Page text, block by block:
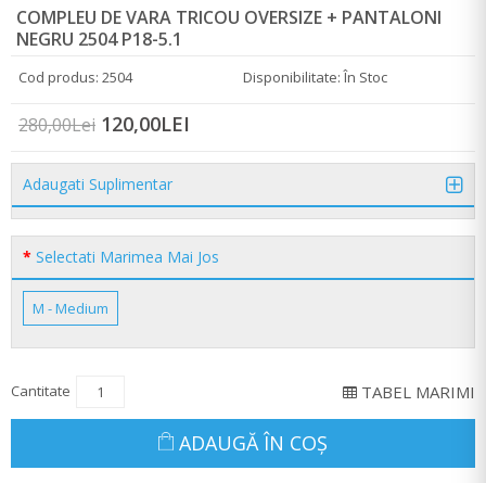
COMPLEU DE VARA TRICOU OVERSIZE + PANTALONI
NEGRU 2504 P18-5.1
Cod produs: 2504 Disponibilitate: În Stoc
280,00Lei 120,00LEI
Adaugati Suplimentar
Selectati Marimea Mai Jos
M - Medium
Cantitate TABEL MARIMI
ADAUGĂ ÎN COŞ